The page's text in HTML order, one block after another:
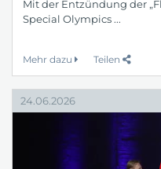
Mit der Entzündung der
Special Olympics ...
Mehr dazu Teilen
24.06.2026